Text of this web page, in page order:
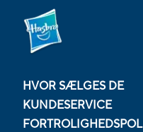
HVOR SÆLGES DE
KUNDESERVICE